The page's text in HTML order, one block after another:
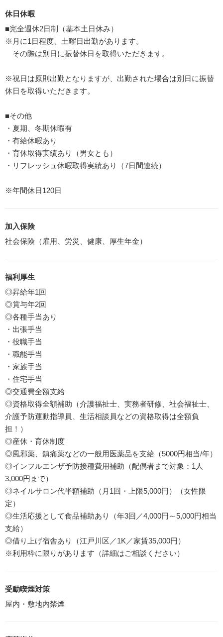
休日休暇
■完全週休2日制（基本土日休み）
※月に1日程度、土曜日出勤があります。
その際は別日に振替休日を取得いただきます。
※祝日は原則出勤となりますが、出勤された場合は別日に振替
休日を取得いただきます。
■その他
・夏期、冬期休暇有
・有給休暇あり
・育休取得実績あり（男女とも）
・リフレッシュ休暇取得実績あり（7日間連続）
※年間休日120日
加入保険
社会保険（雇用、労災、健康、厚生年金）
福利厚生
◎昇給年1回
◎賞与年2回
◎各種手当あり
・出張手当
・役職手当
・職能手当
・家族手当
・住宅手当
◎交通費全額支給
◎資格取得全額補助（介護福祉士、実務者研修、社会福祉士、
介護予防運動指導員、生活相談員などの資格取得は全額負
担！）
◎産休・育休制度
◎風邪薬、鎮痛薬などの一般用医薬品を支給（5000円相当/年）
◎インフルエンザ予防接種費用補助（配偶者まで対象：1人
3,000円まで）
◎ネイルサロン代半額補助（月1回・上限5,000円）（女性限
定）
◎生活応援として食品補助あり（年3回／4,000円～5,000円相当
支給）
◎借り上げ宿舎あり（江戸川区／1K／家賃35,000円）
※利用枠に限りがあります（詳細はご相談ください）
受動喫煙対策
屋内・敷地内禁煙